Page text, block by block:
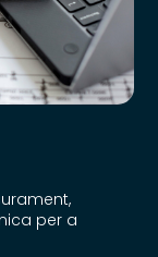
per a